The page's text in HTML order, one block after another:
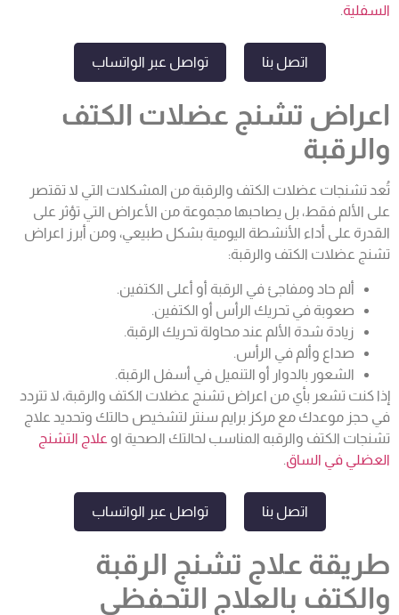
السفلية.
اتصل بنا تواصل عبر الواتساب
اعراض تشنج عضلات الكتف
والرقبة
تُعد تشنجات عضلات الكتف والرقبة من المشكلات التي لا تقتصر
على الألم فقط، بل يصاحبها مجموعة من الأعراض التي تؤثر على
القدرة على أداء الأنشطة اليومية بشكل طبيعي، ومن أبرز اعراض
تشنج عضلات الكتف والرقبة:
ألم حاد ومفاجئ في الرقبة أو أعلى الكتفين.
صعوبة في تحريك الرأس أو الكتفين.
زيادة شدة الألم عند محاولة تحريك الرقبة.
صداع وألم في الرأس.
الشعور بالدوار أو التنميل في أسفل الرقبة.
إذا كنت تشعر بأي من اعراض تشنج عضلات الكتف والرقبة، لا تتردد
في حجز موعدك مع مركز برايم سنتر لتشخيص حالتك وتحديد علاج
تشنجات الكتف والرقبه المناسب لحالتك الصحية او علاج التشنج
العضلي في الساق.
اتصل بنا تواصل عبر الواتساب
طريقة علاج تشنج الرقبة
والكتف بالعلاج التحفظي